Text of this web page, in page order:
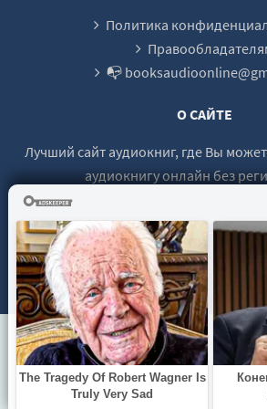
10_Заключение. Город, который мы
Политика
📭
О САЙТЕ
Лучший сайт аудиокниг, где Вы
аудиокнигу онлайн без
© 2021 - 2026 booksaudio-online.com